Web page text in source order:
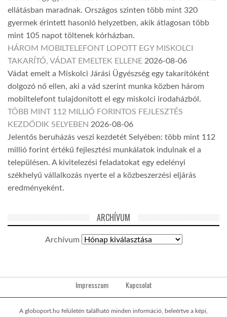
ellátásban maradnak. Országos szinten több mint 320
gyermek érintett hasonló helyzetben, akik átlagosan több
mint 105 napot töltenek kórházban.
HÁROM MOBILTELEFONT LOPOTT EGY MISKOLCI
TAKARÍTÓ, VÁDAT EMELTEK ELLENE 2026-08-06
Vádat emelt a Miskolci Járási Ügyészség egy takarítóként
dolgozó nő ellen, aki a vád szerint munka közben három
mobiltelefont tulajdonított el egy miskolci irodaházból.
TÖBB MINT 112 MILLIÓ FORINTOS FEJLESZTÉS
KEZDŐDIK SELYEBEN 2026-08-06
Jelentős beruházás veszi kezdetét Selyében: több mint 112
millió forint értékű fejlesztési munkálatok indulnak el a
településen. A kivitelezési feladatokat egy edelényi
székhelyű vállalkozás nyerte el a közbeszerzési eljárás
eredményeként.
ARCHÍVUM
Archívum
Impresszum Kapcsolat
A globoport.hu felületén található minden információ, beleértve a képi,